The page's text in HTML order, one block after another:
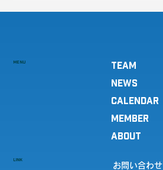
MENU
TEAM
NEWS
CALENDAR
MEMBER
ABOUT
LINK
お問い合わせ